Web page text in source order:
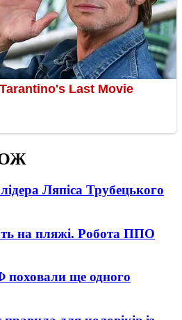
Ляпіса Трубецького
на пляжі. Робота ППО
поховали ще одного